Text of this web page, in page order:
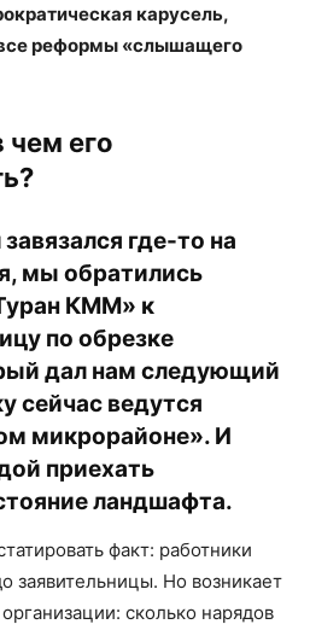
карусель,
все реформы «слышащего
его
где-то на
мы обратились
КММ» к
по обрезке
дал нам следующий
сейчас ведутся
микрорайоне». И
приехать
ландшафта.
факт: работники
заявительницы. Но возникает
сколько нарядов